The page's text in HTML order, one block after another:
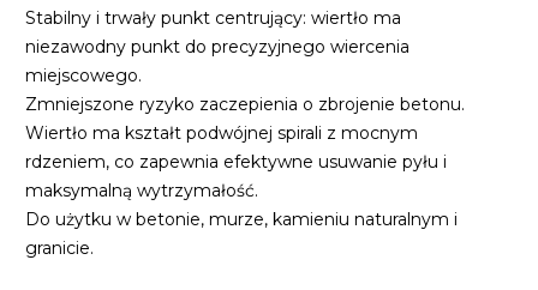
Stabilny i trwały punkt centrujący: wiertło ma
niezawodny punkt do precyzyjnego wiercenia
miejscowego.
Zmniejszone ryzyko zaczepienia o zbrojenie betonu.
Wiertło ma kształt podwójnej spirali z mocnym
rdzeniem, co zapewnia efektywne usuwanie pyłu i
maksymalną wytrzymałość.
Do użytku w betonie, murze, kamieniu naturalnym i
granicie.